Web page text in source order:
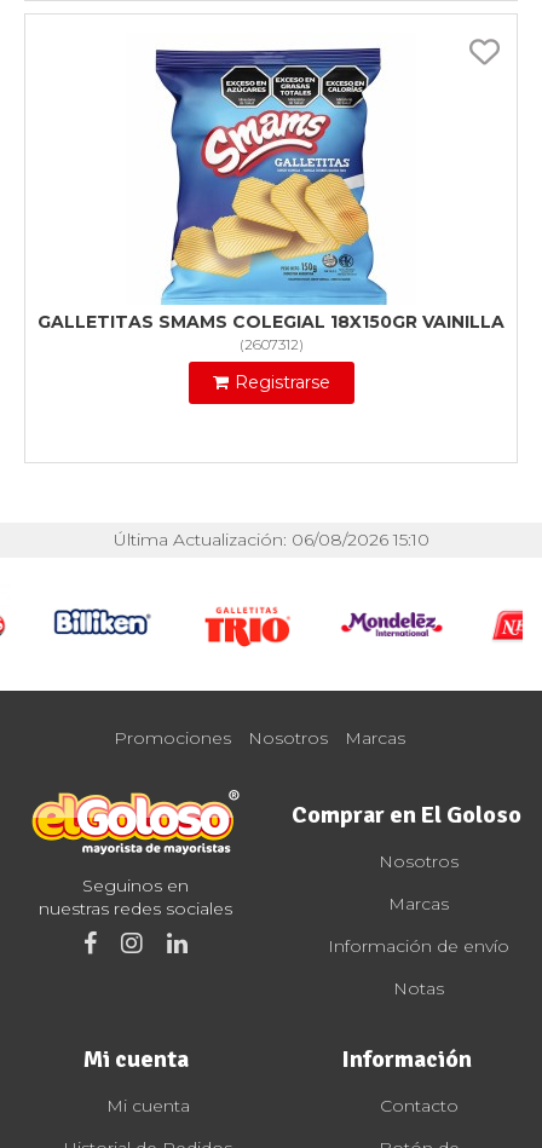
GALLETITAS SMAMS COLEGIAL 18X150GR VAINILLA
(2607312)
Registrarse
Última Actualización: 06/08/2026 15:10
Promociones Nosotros Marcas
Seguinos en
nuestras redes sociales
Comprar en El Goloso
Nosotros
Marcas
Información de envío
Notas
Mi cuenta
Mi cuenta
Información
Contacto